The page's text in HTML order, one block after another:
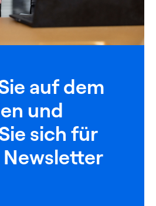
auf dem
und
sich für